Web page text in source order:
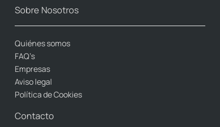
Sobre Nosotros
Quiénes somos
FAQ’s
Empresas
Aviso legal
Política de Cookies
Contacto